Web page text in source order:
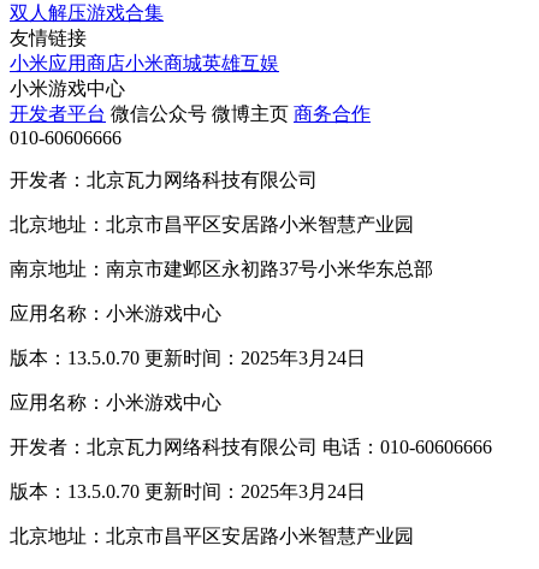
双人解压游戏合集
友情链接
小米应用商店小米商城英雄互娱
小米游戏中心
开发者平台 微信公众号 微博主页 商务合作
010-60606666
开发者：北京瓦力网络科技有限公司
北京地址：北京市昌平区安居路小米智慧产业园
南京地址：南京市建邺区永初路37号小米华东总部
应用名称：小米游戏中心
版本：13.5.0.70 更新时间：2025年3月24日
应用名称：小米游戏中心
开发者：北京瓦力网络科技有限公司 电话：010-60606666
版本：13.5.0.70 更新时间：2025年3月24日
北京地址：北京市昌平区安居路小米智慧产业园